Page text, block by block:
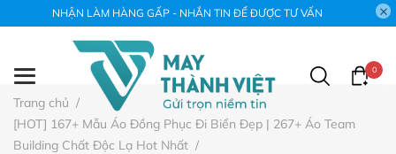
NHẬN LÀM HÀNG GẤP - NHẮN TIN ĐỂ ĐƯỢC TƯ VẤN
0
Trang chủ /
[HOT] 167+ Mẫu Áo Đồng Phục Đi Biển Đẹp | 267+ Áo Team
Building Chất Độc Lạ Hot Nhất /